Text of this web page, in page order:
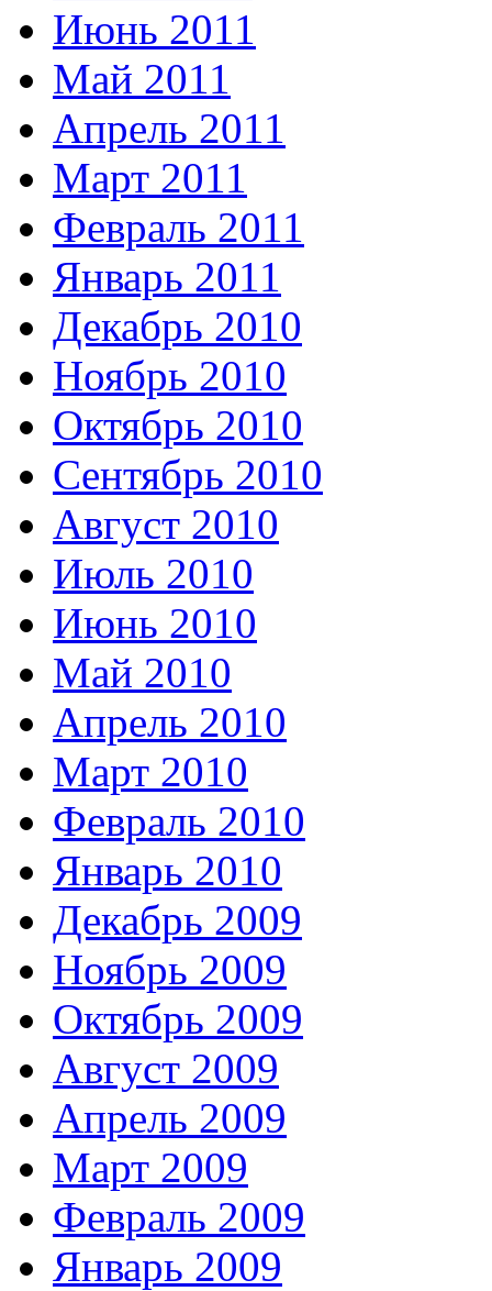
Июнь 2011
Май 2011
Апрель 2011
Март 2011
Февраль 2011
Январь 2011
Декабрь 2010
Ноябрь 2010
Октябрь 2010
Сентябрь 2010
Август 2010
Июль 2010
Июнь 2010
Май 2010
Апрель 2010
Март 2010
Февраль 2010
Январь 2010
Декабрь 2009
Ноябрь 2009
Октябрь 2009
Август 2009
Апрель 2009
Март 2009
Февраль 2009
Январь 2009